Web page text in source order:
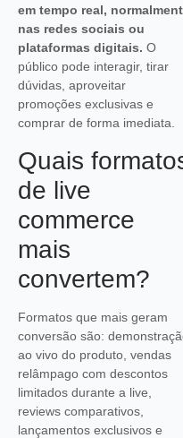
em tempo real,
nas redes sociais ou
plataformas digitais. O
público pode interagir, tirar
dúvidas, aproveitar
promoções exclusivas e
comprar de forma imediata.
Quais
de live
commerce
mais
convertem?
Formatos que mais geram
conversão são:
ao vivo do produto, vendas
relâmpago com descontos
limitados durante a live,
reviews comparativos,
lançamentos exclusivos e